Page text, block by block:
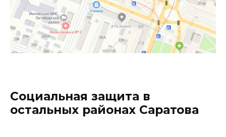
Социальная защита в
остальных районах Саратова